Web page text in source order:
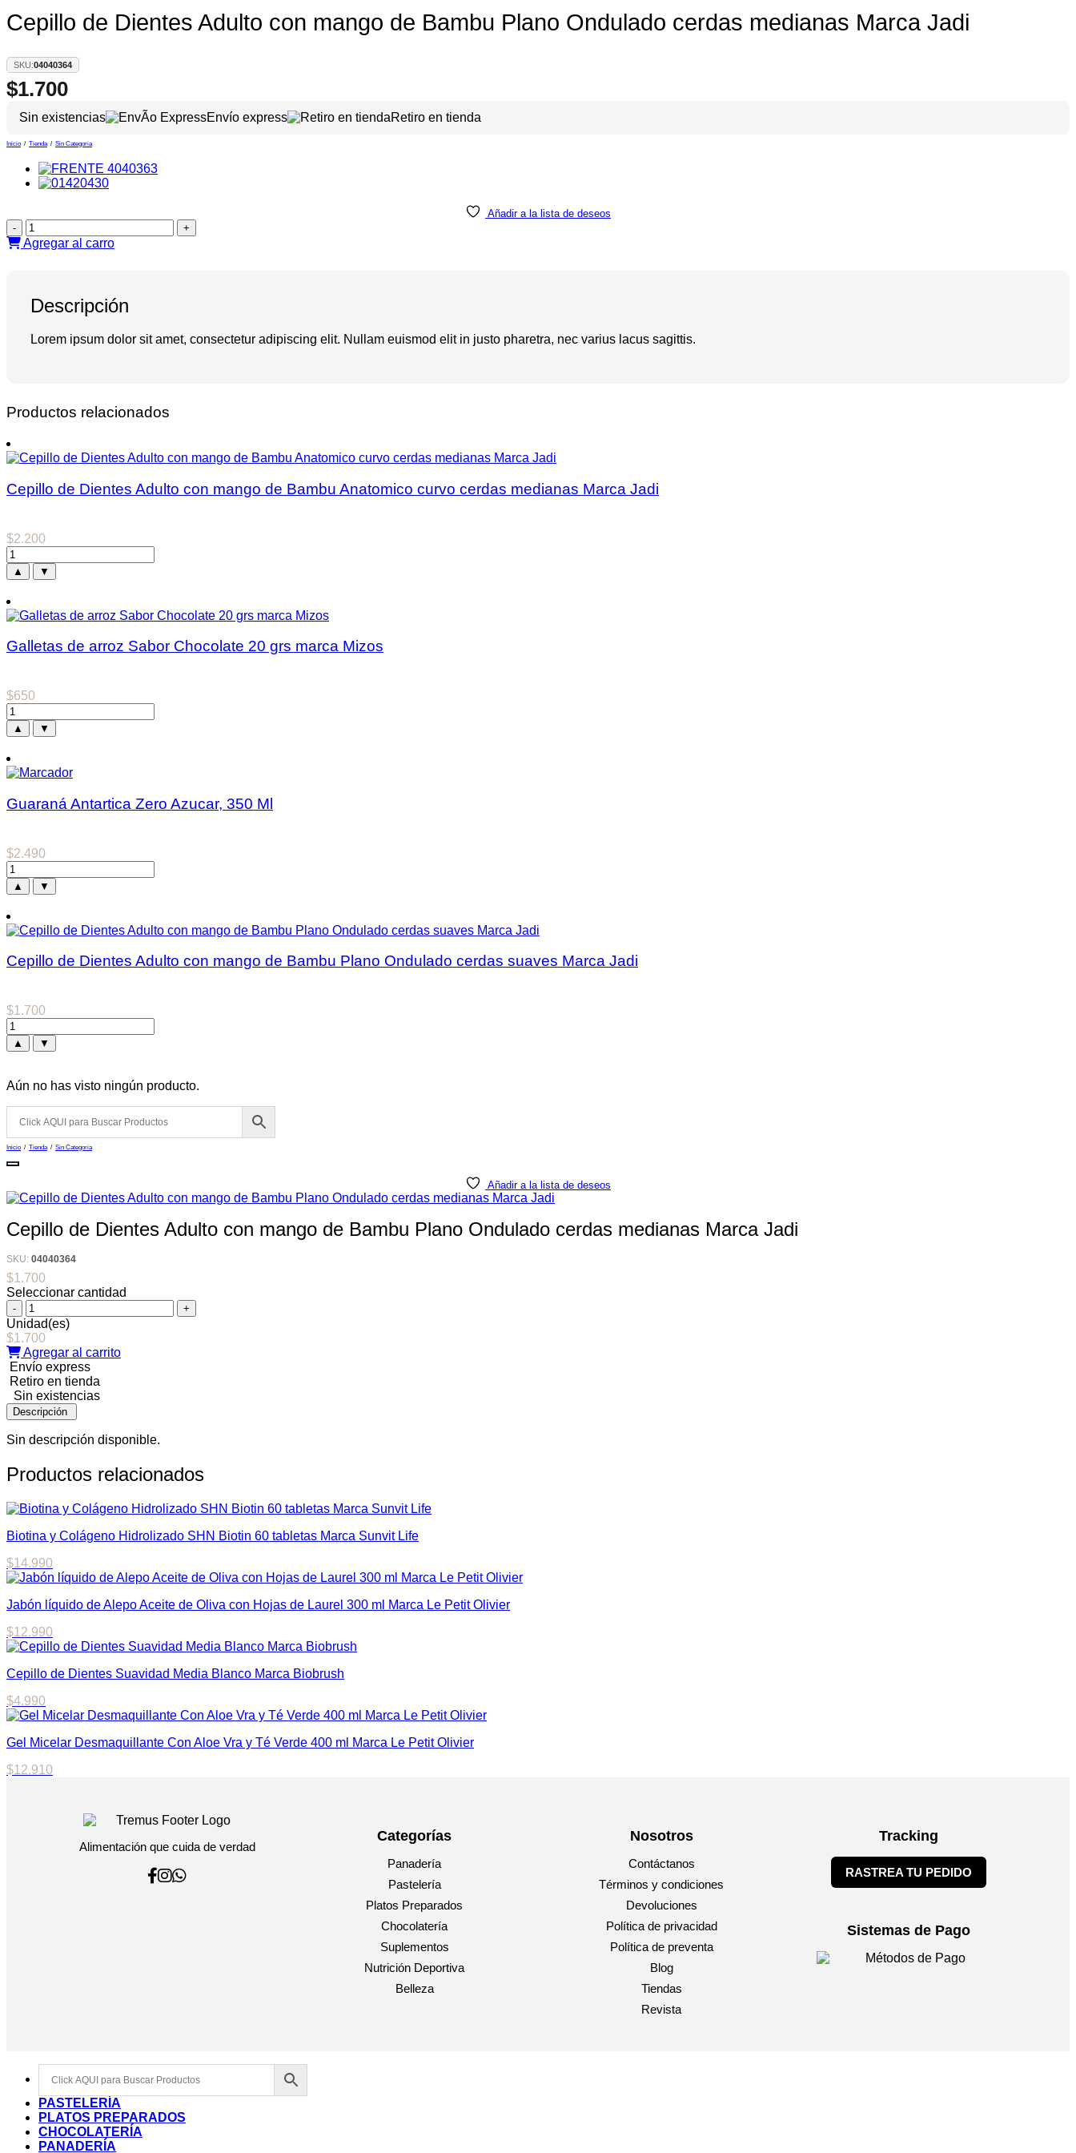
Cepillo de Dientes Adulto con mango de Bambu Plano Ondulado cerdas medianas Marca Jadi
SKU:04040364
$1.700
Sin existencias Envío express Retiro en tienda
Inicio / Tienda / Sin Categoria
Añadir a la lista de deseos
Cepillo
de
Dientes
mango
de
Plano
Jadi
Agregar al carro
Descripción
Lorem ipsum dolor sit amet, consectetur adipiscing elit. Nullam euismod elit in justo pharetra, nec varius lacus sagittis.
Productos relacionados
Cepillo de Dientes Adulto con mango de Bambu Anatomico curvo cerdas medianas Marca Jadi
$2.200
▲ ▼
Galletas de arroz Sabor Chocolate 20 grs marca Mizos
$650
▲ ▼
Guaraná Antartica Zero Azucar, 350 Ml
$2.490
▲ ▼
Cepillo de Dientes Adulto con mango de Bambu Plano Ondulado cerdas suaves Marca Jadi
$1.700
▲ ▼
Aún no has visto ningún producto.
Inicio / Tienda / Sin Categoria
Añadir a la lista de deseos
Cepillo de Dientes Adulto con mango de Bambu Plano Ondulado cerdas medianas Marca Jadi
SKU: 04040364
$1.700
Seleccionar cantidad
Cepillo
de
Dientes
Adulto
con
mango
de
Bambu
Plano
Ondulado
medianas
Marca
cantidad
Unidad(es)
$1.700
Agregar al carrito
Envío express
Retiro en tienda
Sin existencias
Descripción
Sin descripción disponible.
Productos relacionados
Biotina y Colágeno Hidrolizado SHN Biotin 60 tabletas Marca Sunvit Life
$14.990
Jabón líquido de Alepo Aceite de Oliva con Hojas de Laurel 300 ml Marca Le Petit Olivier
$12.990
Cepillo de Dientes Suavidad Media Blanco Marca Biobrush
$4.990
Gel Micelar Desmaquillante Con Aloe Vra y Té Verde 400 ml Marca Le Petit Olivier
$12.910
Alimentación que cuida de verdad
Categorías
Panadería
Pastelería
Platos Preparados
Chocolatería
Suplementos
Nutrición Deportiva
Belleza
Nosotros
Contáctanos
Términos y condiciones
Devoluciones
Política de privacidad
Política de preventa
Blog
Tiendas
Revista
Tracking
RASTREA TU PEDIDO
Sistemas de Pago
PASTELERÍA
PLATOS PREPARADOS
CHOCOLATERÍA
PANADERÍA